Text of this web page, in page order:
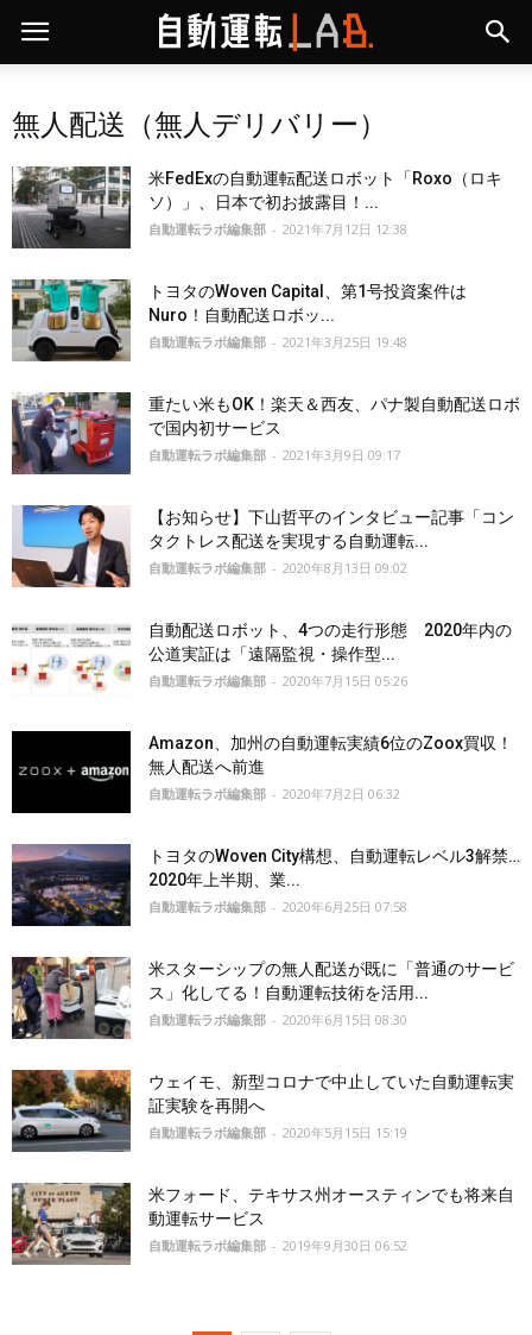
無人配送（無人デリバリー）
米FedExの自動運転配送ロボット「Roxo（ロキ
ソ）」、日本で初お披露目！...
自動運転ラボ編集部 - 2021年7月12日 12:38
トヨタのWoven Capital、第1号投資案件は
Nuro！自動配送ロボッ...
自動運転ラボ編集部 - 2021年3月25日 19:48
重たい米もOK！楽天＆西友、パナ製自動配送ロボ
で国内初サービス
自動運転ラボ編集部 - 2021年3月9日 09:17
【お知らせ】下山哲平のインタビュー記事「コン
タクトレス配送を実現する自動運転...
自動運転ラボ編集部 - 2020年8月13日 09:02
自動配送ロボット、4つの走行形態 2020年内の
公道実証は「遠隔監視・操作型...
自動運転ラボ編集部 - 2020年7月15日 05:26
Amazon、加州の自動運転実績6位のZoox買収！
無人配送へ前進
自動運転ラボ編集部 - 2020年7月2日 06:32
トヨタのWoven City構想、自動運転レベル3解禁…
2020年上半期、業...
自動運転ラボ編集部 - 2020年6月25日 07:58
米スターシップの無人配送が既に「普通のサービ
ス」化してる！自動運転技術を活用...
自動運転ラボ編集部 - 2020年6月15日 08:30
ウェイモ、新型コロナで中止していた自動運転実
証実験を再開へ
自動運転ラボ編集部 - 2020年5月15日 15:19
米フォード、テキサス州オースティンでも将来自
動運転サービス
自動運転ラボ編集部 - 2019年9月30日 06:52